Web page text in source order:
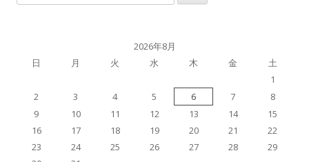
索:
2026年8月
日
月 火 水 木 金
土
1
2
3 4 5 6 7
8
9
10 11 12 13 14
15
16
17 18 19 20 21
22
23
24 25 26 27 28
29